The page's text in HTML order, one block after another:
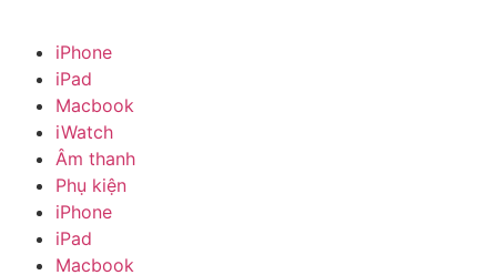
iPhone
iPad
Macbook
iWatch
Âm thanh
Phụ kiện
iPhone
iPad
Macbook